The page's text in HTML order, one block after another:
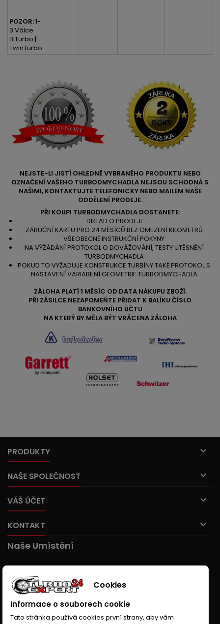
POZOR:1-
3 Válce
BiTurbo |
TwinTurbo
NEJSTE-LI JISTÍ OHLEDNĚ VYBRANÉHO PRODUKTU NEBO
OZNAČENÍ VAŠEHO TURBODMYCHADLA NEJSOU SCHODNÁ S
NAŠIMI, KONTAKTUJTE TELEFONICKY NEBO MAILEM NAŠE
ODDĚLENÍ PRODEJE.
PŘI KOUPI TURBODMYCHADLA DOSTANETE:
DIKLAD O PRODEJI
ZÁRUČNÍ KARTU PRO 24 MĚSÍCŮ BEZ OMEZENÍ KILOMETRŮ
VŠEOBECNÉ INSTRUKČNÍ POKYNY
NA VÝŽÁDÁNÍ PROTOKOL O DOVÁŽOVÁNÍ, TESTY UTĚSNĚNÍ
TURBODMYCHADLA
POKUD TO VYŽADUJE KONSTRUKCE TURBÍNY TAKÉ PROTOKOL S
NASTAVENÍ VARIABILNÍ GEOMETRIE TURBODMYCHADLA
ZÁLOHA PLATÍ 1 MĚSÍC OD DATA NÁKUPU ZBOŽÍ.
PŘI ZÁSILCE NEZAPOMEŇTE PŘIDAT K BALÍKU ČÍSLO
BANKOVNÍHO ÚČTU
NA KTERÝ BY MĚLA BÝT VRÁCENA ZÁLOHA
PRODUKTY 
NAŠE SPOLEČNOST 
VÁŠ ÚČET 
KONTAKT 
Naše Umístění
Cookies
Informace o souborech cookie
Tato stránka používá cookies první strany, aby vám